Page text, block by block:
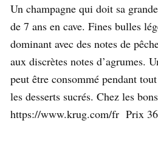
Un champagne qui doit sa
de 7 ans en cave. Fines bulles
dominant avec des notes de
aux discrètes notes d’agrumes.
peut être consommé pendant
les desserts sucrés. Chez les
https://www.krug.com/fr Prix